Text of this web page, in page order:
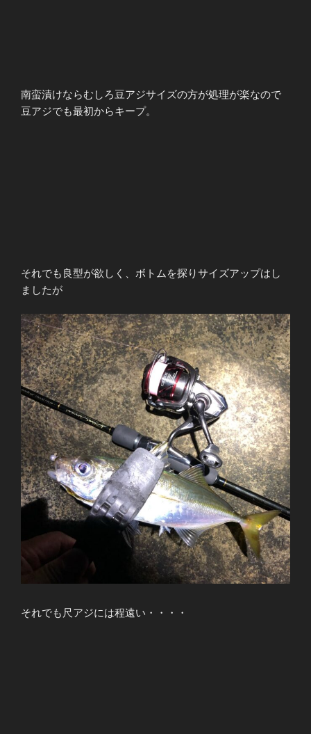
南蛮漬けならむしろ豆アジサイズの方が処理が楽なので
豆アジでも最初からキープ。
それでも良型が欲しく、ボトムを探りサイズアップはし
ましたが
それでも尺アジには程遠い・・・・